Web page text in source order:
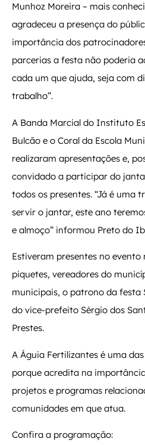
Munhoz Moreira – mais
agradeceu a presença do
importância dos
parcerias a festa não poderia
cada um que ajuda, seja com
trabalho”.
A Banda Marcial do Instituto
Bulcão e o Coral da Escola
realizaram apresentações e,
convidado a participar do
todos os presentes. “Já é uma
servir o jantar, este ano
e almoço” informou Preto do
Estiveram presentes no evento
piquetes, vereadores do
municipais, o patrono da festa
do vice-prefeito Sérgio dos
Prestes.
A Águia Fertilizantes é uma
porque acredita na
projetos e programas
comunidades em que atua.
Confira a programação: